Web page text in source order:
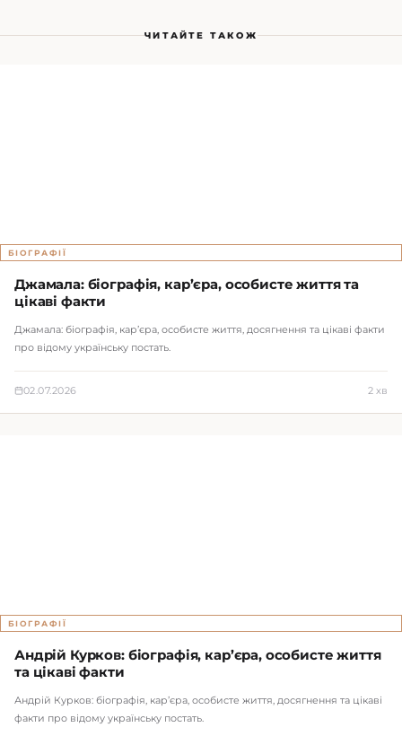
ЧИТАЙТЕ ТАКОЖ
БІОГРАФІЇ
Джамала: біографія, кар’єра, особисте життя та
цікаві факти
Джамала: біографія, кар’єра, особисте життя, досягнення та цікаві факти
про відому українську постать.
02.07.2026 2 хв
БІОГРАФІЇ
Андрій Курков: біографія, кар’єра, особисте життя
та цікаві факти
Андрій Курков: біографія, кар’єра, особисте життя, досягнення та цікаві
факти про відому українську постать.